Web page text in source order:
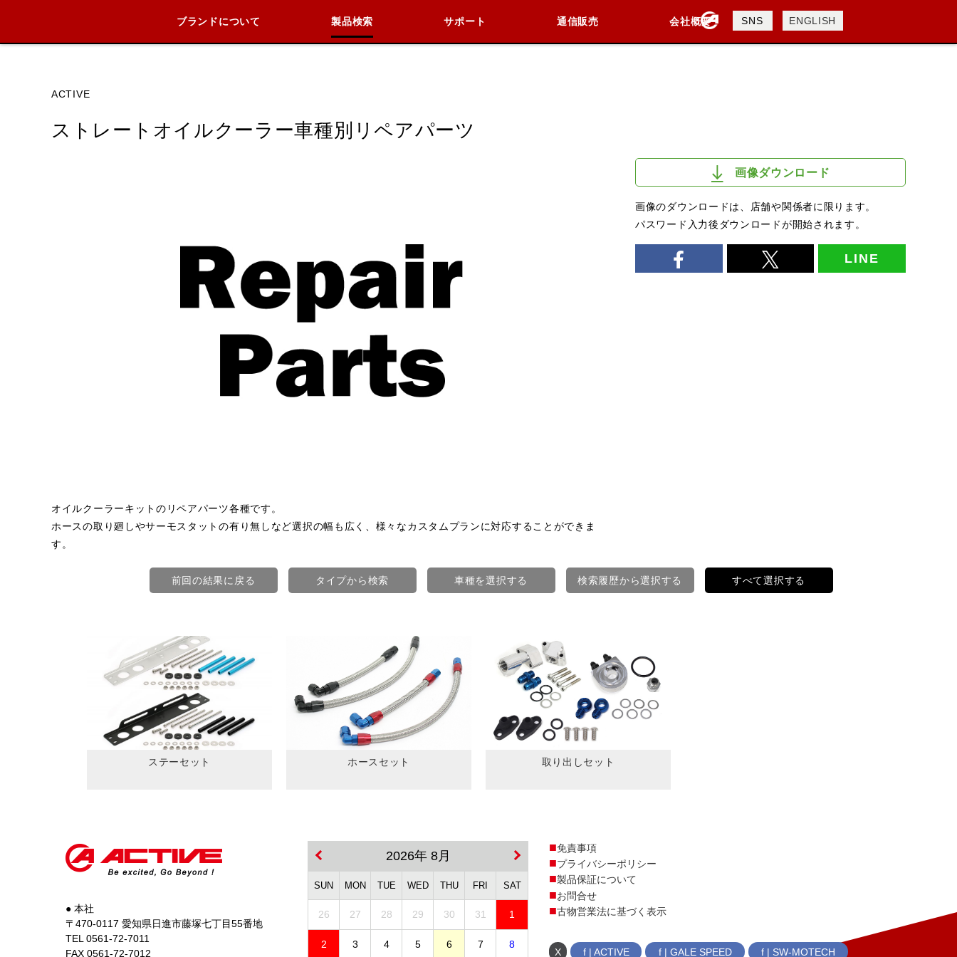
ブランドについて 製品検索 サポート 通信販売 会社概要
会社概要
採用情報
SNS ENGLISH
ACTIVE
ストレートオイルクーラー車種別リペアパーツ
オイルクーラーキットのリペアパーツ各種です。
ホースの取り廻しやサーモスタットの有り無しなど選択の幅も広く、様々なカスタムプランに対応することができま
す。
画像ダウンロード
画像のダウンロードは、店舗や関係者に限ります。
パスワード入力後ダウンロードが開始されます。
LINE
前回の結果に戻る タイプから検索 車種を選択する 検索履歴から選択する すべて選択する
ステーセット ホースセット 取り出しセット
● 本社
〒470-0117 愛知県日進市藤塚七丁目55番地
TEL 0561-72-7011
FAX 0561-72-7012
2026年 8月
SUN MON TUE WED THU FRI SAT
26 27 28 29 30 31 1
2 3 4 5 6 7 8
免責事項
プライバシーポリシー
製品保証について
お問合せ
古物営業法に基づく表示
X f | ACTIVE f | GALE SPEED f | SW-MOTECH